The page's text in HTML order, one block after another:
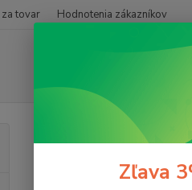
tovar Hodnotenia zákazníkov
Tonery a náplne do
Color Zľava